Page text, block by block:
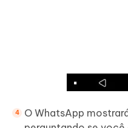
O WhatsApp